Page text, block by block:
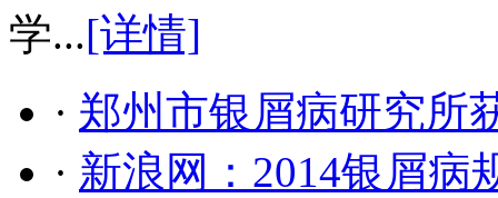
学...[详情]
· 郑州市银屑病研究所
· 新浪网：2014银屑病